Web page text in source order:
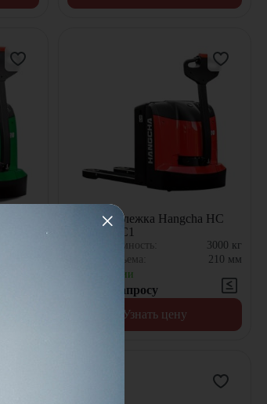
Электротележка Hangcha HC
CBD30-AC1
Грузоподъемность: 3000 кг
Высота подъема:
210 мм
В наличии
Цена по запросу
Узнать цену